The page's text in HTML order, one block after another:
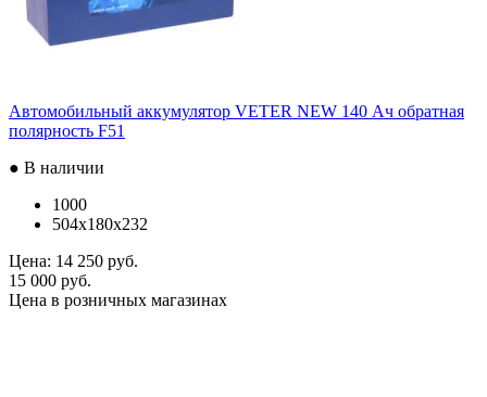
Автомобильный аккумулятор VETER NEW 140 Ач обратная
полярность F51
● В наличии
1000
504x180x232
Цена: 14 250 руб.
15 000 руб.
Цена в розничных магазинах